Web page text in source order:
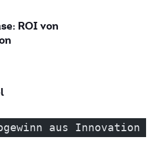
ROI von
aus Innovation -